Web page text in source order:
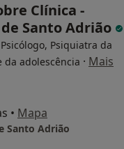
Clínica -
Santo Adrião
Psiquiatra da
da adolescência · Mais
• Mapa
Santo Adrião